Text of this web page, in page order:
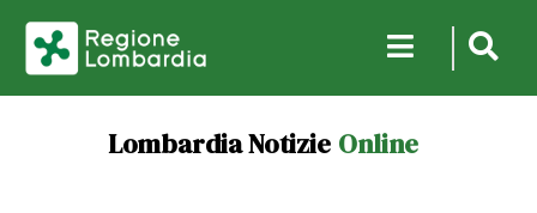
Lombardia Notizie Online